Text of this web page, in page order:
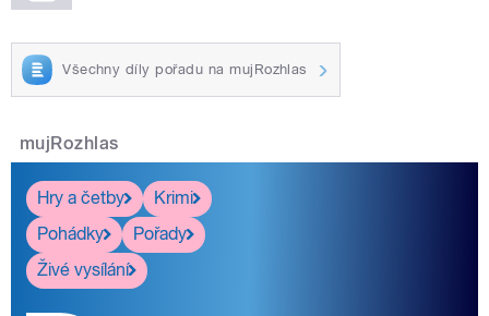
Všechny díly pořadu na mujRozhlas
mujRozhlas
Hry a četby
Krimi
Pohádky
Pořady
Živé vysílání